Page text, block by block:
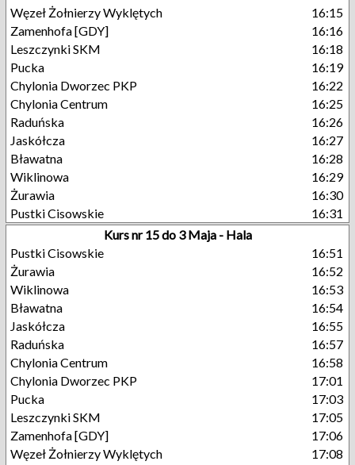
Węzeł Żołnierzy Wyklętych
16:15
Zamenhofa [GDY]
16:16
Leszczynki SKM
16:18
Pucka
16:19
Chylonia Dworzec PKP
16:22
Chylonia Centrum
16:25
Raduńska
16:26
Jaskółcza
16:27
Bławatna
16:28
Wiklinowa
16:29
Żurawia
16:30
Pustki Cisowskie
16:31
Kurs nr 15 do 3 Maja - Hala
Pustki Cisowskie
16:51
Żurawia
16:52
Wiklinowa
16:53
Bławatna
16:54
Jaskółcza
16:55
Raduńska
16:57
Chylonia Centrum
16:58
Chylonia Dworzec PKP
17:01
Pucka
17:03
Leszczynki SKM
17:05
Zamenhofa [GDY]
17:06
Węzeł Żołnierzy Wyklętych
17:08